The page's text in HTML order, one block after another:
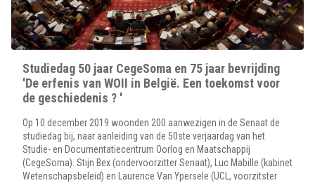
Studiedag 50 jaar CegeSoma en 75 jaar bevrijding
'De erfenis van WOII in België. Een toekomst voor
de geschiedenis ? '
Op 10 december 2019 woonden 200 aanwezigen in de Senaat de
studiedag bij, naar aanleiding van de 50ste verjaardag van het
Studie- en Documentatiecentrum Oorlog en Maatschappij
(CegeSoma). Stijn Bex (ondervoorzitter Senaat), Luc Mabille (kabinet
Wetenschapsbeleid) en Laurence Van Ypersele (UCL, voorzitster